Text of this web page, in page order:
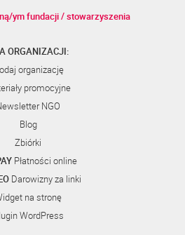
ym fundacji / stowarzyszenia
ORGANIZACJI:
organizację
promocyjne
NGO
Blog
Zbiórki
Płatności online
Darowizny za linki
na stronę
WordPress